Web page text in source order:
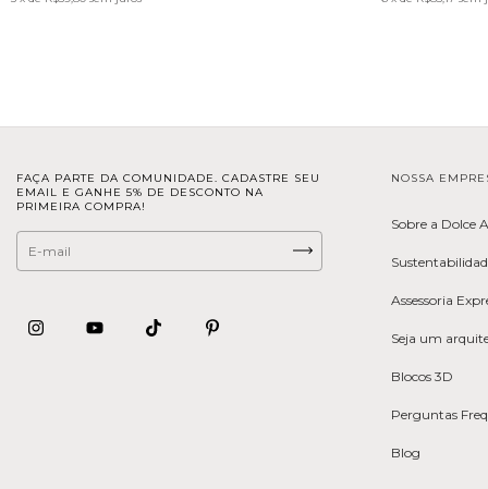
FAÇA PARTE DA COMUNIDADE. CADASTRE SEU
EMAIL E GANHE 5% DE DESCONTO NA
PRIMEIRA COMPRA!
NOSSA
Sobre a Dolce
Assessoria
Seja um
Blocos 3D
Perguntas
Blog